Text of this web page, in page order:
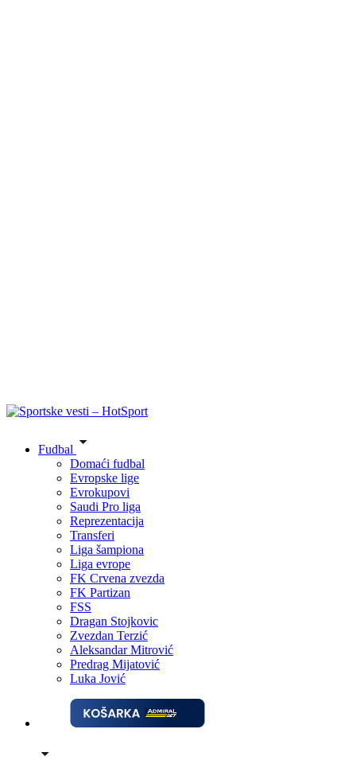
Fudbal
Domaći fudbal
Evropske lige
Evrokupovi
Saudi Pro liga
Reprezentacija
Transferi
Liga šampiona
Liga evrope
FK Crvena zvezda
FK Partizan
FSS
Dragan Stojkovic
Zvezdan Terzić
Aleksandar Mitrović
Predrag Mijatović
Luka Jović